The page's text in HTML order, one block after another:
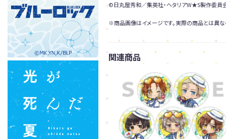
©日丸屋秀和／集英社・ヘタリアW★S製作委員
※商品画像はイメージです。実際の商品とは異な
関連商品